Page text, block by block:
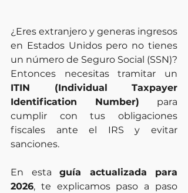
¿Eres extranjero y generas ingresos
en Estados Unidos pero no tienes
un número de Seguro Social (SSN)?
ITIN (Individual Taxpayer
Identification Number) para
cumplir con tus obligaciones
fiscales ante el IRS y evitar
sanciones.
En esta guía actualizada para
2026, te explicamos paso a paso